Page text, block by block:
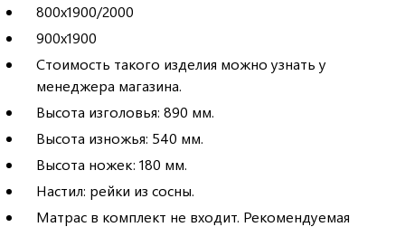
800х1900/2000
900х1900
Стоимость такого изделия можно узнать у
менеджера магазина.
Высота изголовья: 890 мм.
Высота изножья: 540 мм.
Высота ножек: 180 мм.
Настил: рейки из сосны.
Матрас в комплект не входит. Рекомендуемая